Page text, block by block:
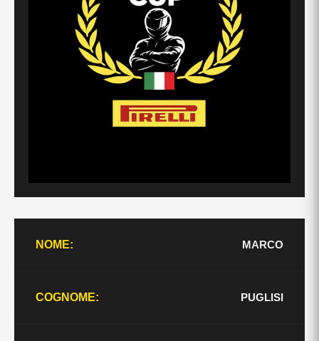
NOME: MARCO
COGNOME: PUGLISI